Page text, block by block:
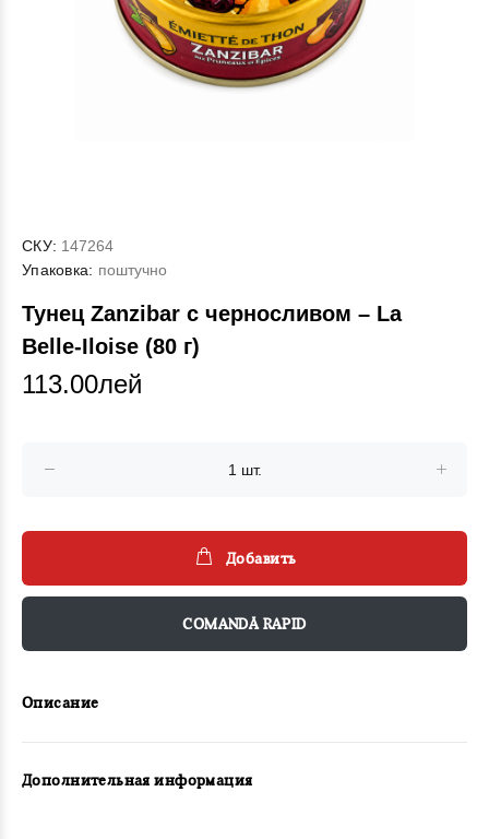
СКУ: 147264
Упаковка: поштучно
Тунец Zanzibar с черносливом – La
Belle-Iloise (80 г)
113.00лей
Добавить
COMANDĂ RAPID
Описание
Дополнительная информация